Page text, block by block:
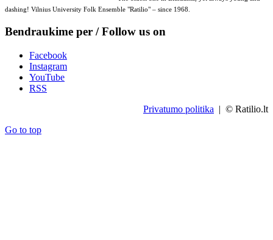
dashing! Vilnius University Folk Ensemble "Ratilio" – since 1968.
Bendraukime per / Follow us on
Facebook
Instagram
YouTube
RSS
Privatumo politika | © Ratilio.lt
Go to top